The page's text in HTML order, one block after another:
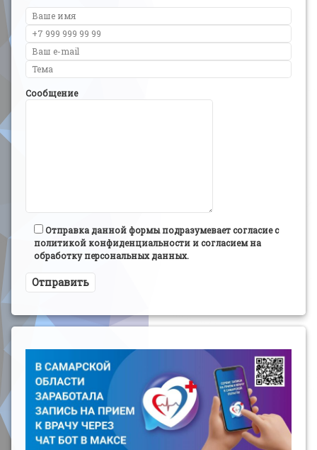
Сообщение
Отправка данной формы подразумевает согласие с
политикой конфиденциальности и согласием на
обработку персональных данных.